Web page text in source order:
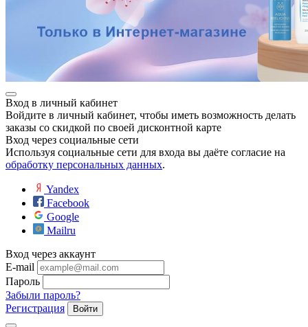
Вход в личный кабинет
Войдите в личный кабинет, чтобы иметь возможность делать
заказы со скидкой по своей дисконтной карте
Вход через социальные сети
Используя социальные сети для входа вы даёте согласие на
обработку персональных данных.
Yandex
Facebook
Google
Mailru
Вход через аккаунт
E-mail
Пароль
Забыли пароль?
Регистрация
Войти